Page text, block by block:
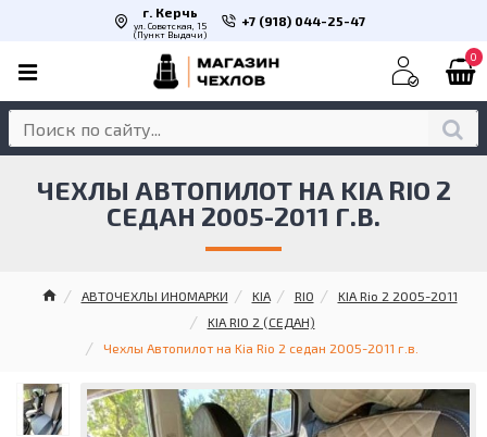
г. Керчь
ул. Советская, 15
(Пункт Выдачи)
+7 (918) 044-25-47
0
АВТОЧЕХЛЫ ИНОМАРКИ KIA RIO
KIA Rio 2 2005-2011
KIA RIO 2 (СЕДАН)
Чехлы Автопилот на Kia Rio 2 седан 2005-2011 г.в.
ЧЕХЛЫ АВТОПИЛОТ НА KIA RIO 2
СЕДАН 2005-2011 Г.В.